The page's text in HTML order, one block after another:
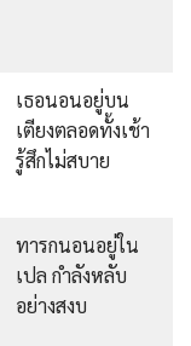
เธอนอนอยู่บน
เตียงตลอดทั้งเช้า
รู้สึกไม่สบาย
ทารกนอนอยู่ใน
เปล กำลังหลับ
อย่างสงบ